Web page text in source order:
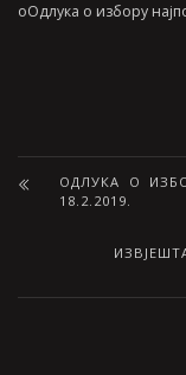
oОдлука о избору
ОДЛУКА О
18.2.2019.